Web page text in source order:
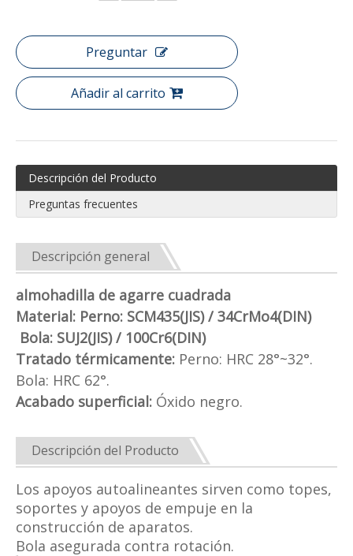
Preguntar
Añadir al carrito
Descripción del Producto
Preguntas frecuentes
Descripción general
almohadilla de agarre cuadrada
Material: Perno: SCM435(JIS) / 34CrMo4(DIN)
Bola: SUJ2(JIS) / 100Cr6(DIN)
Tratado térmicamente: Perno: HRC 28°~32°.
Bola: HRC 62°.
Acabado superficial: Óxido negro.
Descripción del Producto
Los apoyos autoalineantes sirven como topes,
soportes y apoyos de empuje en la
construcción de aparatos.
Bola asegurada contra rotación.